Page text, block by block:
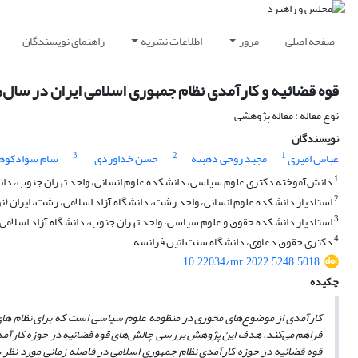
صفحه اصلی مرور اطلاعات نشریه راهنمای نویسندگان
قوه قضائیه و کارآمدی نظام جمهوری اسلامی ایران در سال‌های 1397-1378: چالش‌ها و
نوع مقاله : مقاله پژوهشی
نویسندگان
عباس امیری1 مجید روحی دهبنه 2 حسن خداوردی 3 سام
1 دانش‌آموخته دکتری علوم سیاسی، دانشکده علوم انسانی، واحد تهران جنوب،
2استادیار دانشکده علوم انسانی، واحد رشت، دانشگاه آزاد اسلامی، رشت،
3استادیار دانشکده حقوق و علوم سیاسی، واحد تهران جنوب، دانشگاه آزاد اسلامی،
4دکتری حقوق دعاوی، دانشگاه سنت اتین فرانسه
10.22034/mr.2022.5248.5018
چکیده
کارآمدی از موضوع‌های محوری در منظومه علوم سیاسی است که برای نظام
فراهم میکند. هدف این پژوهش بررسی چالشهایقوه قضائیه در حوزه
قوه قضائیه در حوزه کارآمدی نظام جمهوری اسلامی در فاصله زمانی مورد